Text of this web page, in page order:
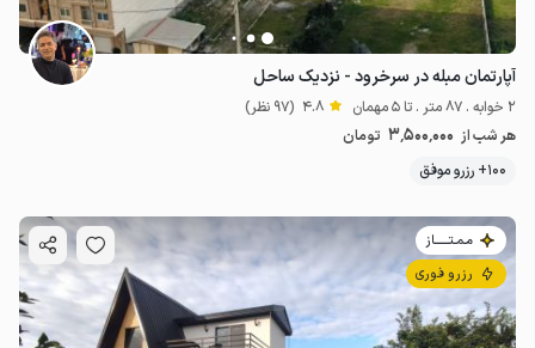
آپارتمان مبله در سرخرود - نزدیک ساحل
2 خوابه . 87 متر . تا 5 مهمان 4.8 (97 نظر)
هر شب از 3٬500٬000 تومان
100+ رزرو موفق
مـمـتــــــاز
رزرو فوری